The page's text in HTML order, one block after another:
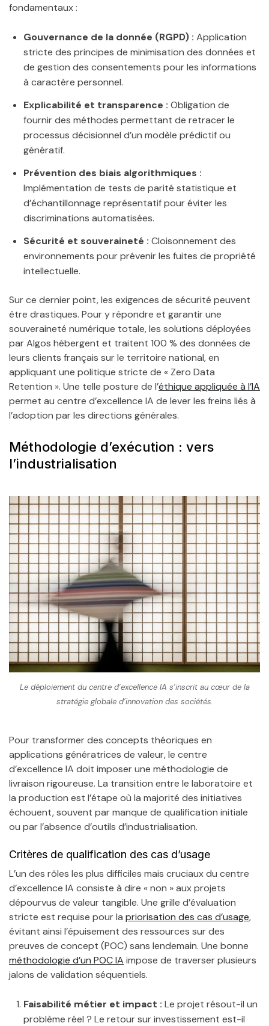
fondamentaux :
Gouvernance de la donnée (RGPD) : Application
stricte des principes de minimisation des données et
de gestion des consentements pour les informations
à caractère personnel.
Explicabilité et transparence : Obligation de
fournir des méthodes permettant de retracer le
processus décisionnel d’un modèle prédictif ou
génératif.
Prévention des biais algorithmiques :
Implémentation de tests de parité statistique et
d’échantillonnage représentatif pour éviter les
discriminations automatisées.
Sécurité et souveraineté : Cloisonnement des
environnements pour prévenir les fuites de propriété
intellectuelle.
Sur ce dernier point, les exigences de sécurité peuvent
être drastiques. Pour y répondre et garantir une
souveraineté numérique totale, les solutions déployées
par Algos hébergent et traitent 100 % des données de
leurs clients français sur le territoire national, en
appliquant une politique stricte de « Zero Data
Retention ». Une telle posture de l’éthique appliquée à l’IA
permet au centre d’excellence IA de lever les freins liés à
l’adoption par les directions générales.
Méthodologie d’exécution : vers
l’industrialisation
Le déploiement du centre d’excellence IA s’inscrit au cœur de la
stratégie globale d’innovation des sociétés.
Pour transformer des concepts théoriques en
applications génératrices de valeur, le centre
d’excellence IA doit imposer une méthodologie de
livraison rigoureuse. La transition entre le laboratoire et
la production est l’étape où la majorité des initiatives
échouent, souvent par manque de qualification initiale
ou par l’absence d’outils d’industrialisation.
Critères de qualification des cas d’usage
L’un des rôles les plus difficiles mais cruciaux du centre
d’excellence IA consiste à dire « non » aux projets
dépourvus de valeur tangible. Une grille d’évaluation
stricte est requise pour la priorisation des cas d’usage,
évitant ainsi l’épuisement des ressources sur des
preuves de concept (POC) sans lendemain. Une bonne
méthodologie d’un POC IA impose de traverser plusieurs
jalons de validation séquentiels.
Faisabilité métier et impact : Le projet résout-il un
problème réel ? Le retour sur investissement est-il